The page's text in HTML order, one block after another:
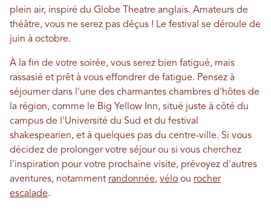
plein air, inspiré du Globe Theatre anglais. Amateurs de
théâtre, vous ne serez pas déçus ! Le festival se déroule de
juin à octobre.
À la fin de votre soirée, vous serez bien fatigué, mais
rassasié et prêt à vous effondrer de fatigue. Pensez à
séjourner dans l'une des charmantes chambres d'hôtes de
la région, comme le Big Yellow Inn, situé juste à côté du
campus de l'Université du Sud et du festival
shakespearien, et à quelques pas du centre-ville. Si vous
décidez de prolonger votre séjour ou si vous cherchez
l'inspiration pour votre prochaine visite, prévoyez d'autres
aventures, notamment randonnée, vélo ou rocher
escalade.